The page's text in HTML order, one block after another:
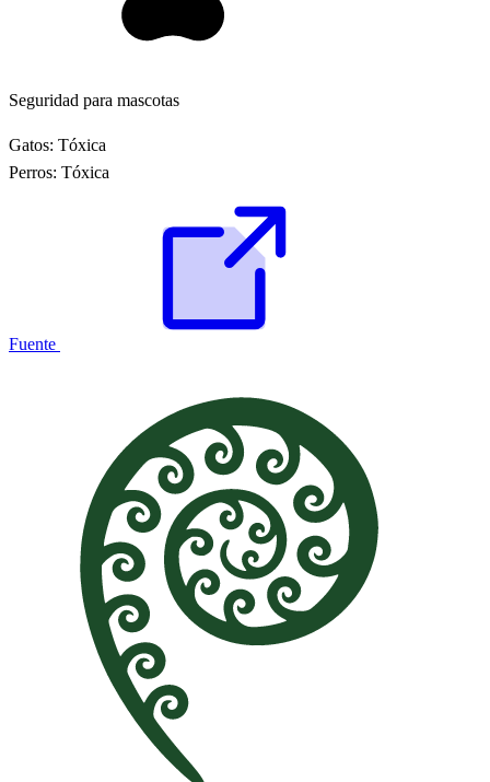
Seguridad para mascotas
Gatos: Tóxica
Perros: Tóxica
Fuente